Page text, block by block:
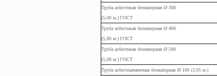
Труба асбестовая безнапорная Ø 300
(5,00 м. ) ГОСТ
Труба асбестовая безнапорная Ø 400
(5,00 м. ) ГОСТ
Труба асбестовая безнапорная Ø 500
(5,00 м. ) ГОСТ
Труба асбестоцементная безнапорная Ø 100 (3,95 м. )